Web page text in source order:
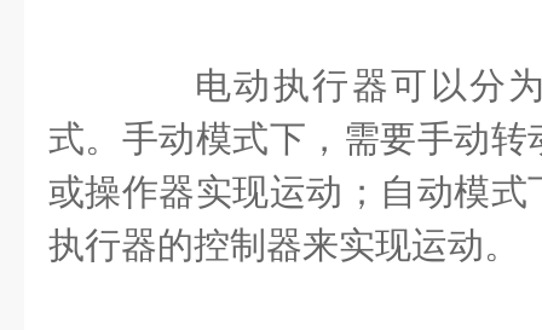
电动执行器可以分为
式。手动模式下，需要手动
或操作器实现运动；自动模
执行器的控制器来实现运动。